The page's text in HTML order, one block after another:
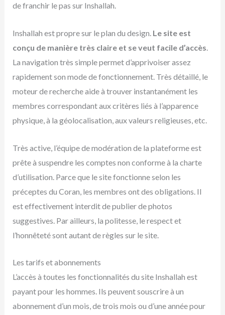
de franchir le pas sur Inshallah.
Inshallah est propre sur le plan du design. Le site est
conçu de manière très claire et se veut facile d’accès.
La navigation très simple permet d’apprivoiser assez
rapidement son mode de fonctionnement. Très détaillé, le
moteur de recherche aide à trouver instantanément les
membres correspondant aux critères liés à l’apparence
physique, à la géolocalisation, aux valeurs religieuses, etc.
Très active, l’équipe de modération de la plateforme est
prête à suspendre les comptes non conforme à la charte
d’utilisation. Parce que le site fonctionne selon les
préceptes du Coran, les membres ont des obligations. Il
est effectivement interdit de publier de photos
suggestives. Par ailleurs, la politesse, le respect et
l’honnêteté sont autant de règles sur le site.
Les tarifs et abonnements
L’accès à toutes les fonctionnalités du site Inshallah est
payant pour les hommes. Ils peuvent souscrire à un
abonnement d’un mois, de trois mois ou d’une année pour